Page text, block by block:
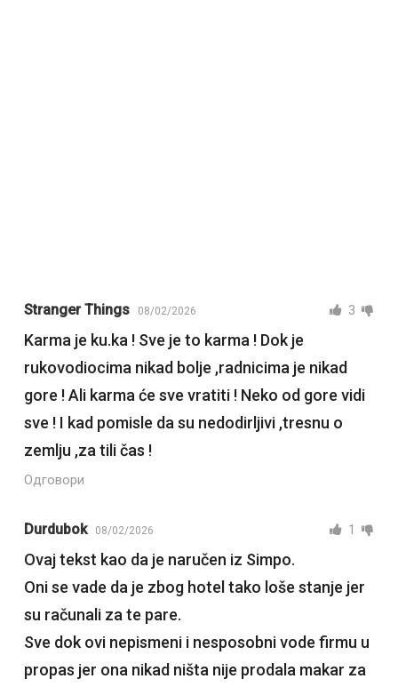
Stranger Things 08/02/2026 3
Karma je ku.ka ! Sve je to karma ! Dok je
rukovodiocima nikad bolje ,radnicima je nikad
gore ! Ali karma će sve vratiti ! Neko od gore vidi
sve ! I kad pomisle da su nedodirljivi ,tresnu o
zemlju ,za tili čas !
Одговори
Durdubok 08/02/2026 1
Ovaj tekst kao da je naručen iz Simpo.
Oni se vade da je zbog hotel tako loše stanje jer
su računali za te pare.
Sve dok ovi nepismeni i nesposobni vode firmu u
propas jer ona nikad ništa nije prodala makar za